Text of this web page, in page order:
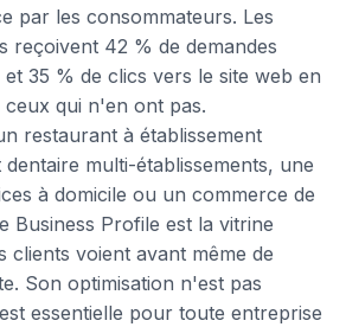
par les consommateurs. Les
reçoivent 42 % de demandes
35 % de clics vers le site web en
qui n'en ont pas.
restaurant à établissement
multi-établissements, une
à domicile ou un commerce de
Business Profile est la vitrine
clients voient avant même de
Son optimisation n'est pas
essentielle pour toute entreprise